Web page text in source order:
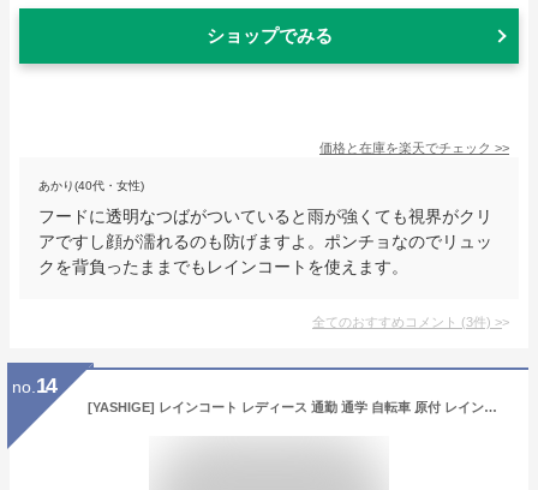
ショップでみる
価格と在庫を楽天でチェック >>
あかり(40代・女性)
フードに透明なつばがついていると雨が強くても視界がクリ
アですし顔が濡れるのも防げますよ。ポンチョなのでリュッ
クを背負ったままでもレインコートを使えます。
全てのおすすめコメント (3件) >
no. 14
[YASHIGE] レインコート レディース 通勤 通学 自転車 原付 レインウェア グリーン